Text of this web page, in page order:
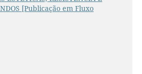
[Publicação em Fluxo